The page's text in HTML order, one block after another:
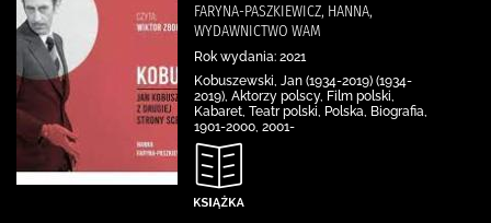
FARYNA-PASZKIEWICZ, HANNA,
WYDAWNICTWO WAM
Rok wydania: 2021
Kobuszewski, Jan (1934-2019) (1934-
2019), Aktorzy polscy, Film polski,
Kabaret, Teatr polski, Polska, Biografia,
1901-2000, 2001-